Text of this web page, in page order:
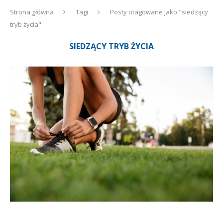
Strona główna Tagi
Posty otagowane jako "siedzący
tryb życia"
SIEDZĄCY TRYB ŻYCIA